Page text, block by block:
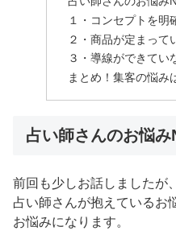
１・コンセプトを明
２・商品が定まって
３・導線ができてい
まとめ！集客の悩み
占い師さんのお悩
前回も少しお話しましたが、
占い師さんが抱えているお
お悩みになります。